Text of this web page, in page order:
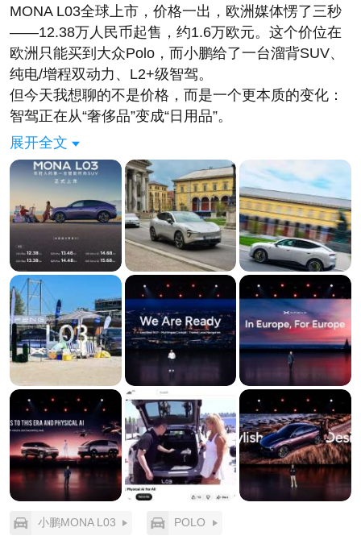
MONA L03全球上市，价格一出，欧洲媒体愣了三秒
——12.38万人民币起售，约1.6万欧元。这个价位在
欧洲只能买到大众Polo，而小鹏给了一台溜背SUV、
纯电/增程双动力、L2+级智驾。
但今天我想聊的不是价格，而是一个更本质的变化：
智驾正在从“奢侈品”变成“日用品”。
三年前，高速NOA是30万级车型的专属卖点，车企拿
它当“技术溢价”的筹码。两年前，城区智驾下探到20
万区间，仍属高端配置。今年，小鹏把VLA纯视觉智
驾塞进了一台12万级的车里——全系标配。
这意味着什么？
意味着智能驾驶的技术壁垒正在被彻底摊平。当12万
的车和30万的车在智驾体验上拉不开差距时，“智驾溢
价”这个商业模型就坍塌了。
这不是价格战，而是技术民主化引发的价值重构。
小鹏敢这么干，底气来自两个东西。
第一是“一套模型打通中欧”。小鹏图灵第二代VLA模型
在中国路况训练出的能力，到了德国几乎不用重新训
练就能直接跑。何小鹏本人刚在慕尼黑做完验收测
试，城市主干道、窄路小巷、大曲率弯道全部拿下，
甚至能理解欧洲复杂的路权规则。这种泛化能力，意
味着技术研发的边际成本在急剧下降——同一个大
脑，全球通用，规模效应拉满。
第二是世界模型解决“数据饥渴”。海外训练数据不足
是所有中国智驾出海的头号难题。小鹏的做法是用世
界模型生成符合物理规律的虚拟训练数据，让AI在“模
展开全文
小鹏MONA L03 POLO